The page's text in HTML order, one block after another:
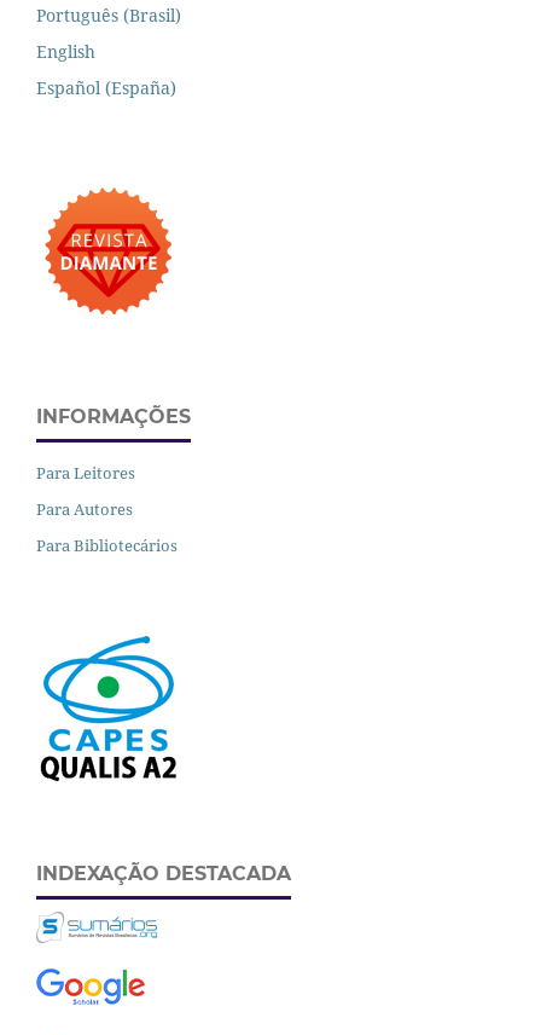
Português (Brasil)
English
Español (España)
INFORMAÇÕES
Para Leitores
Para Autores
Para Bibliotecários
INDEXAÇÃO DESTACADA